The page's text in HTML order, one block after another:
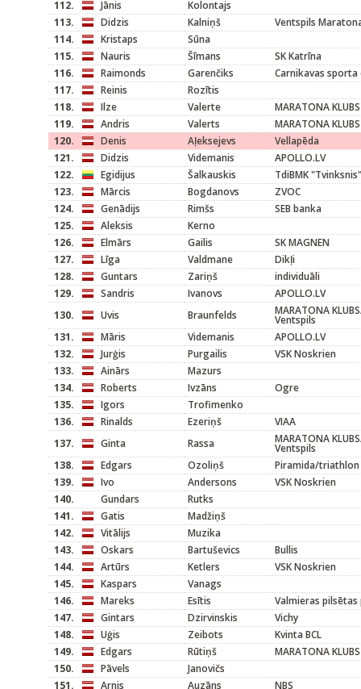
112.
Jānis
Kolontajs
113.
Didzis Kalniņš
Ventspils
114.
Kristaps
Sūna
115.
Nauris Šīmans
SK Katrīna
116.
Raimonds Garenčiks
Carnikavas sporta
117.
Reinis
Rozītis
118.
Ilze Valerte
MARATONA KLUBS
119.
Andris Valerts
MARATONA KLUBS
120.
Denis Aļeksejevs
Vellapēda
121.
Didzis Videmanis
APOLLO.LV
122.
Egidijus Šalkauskis
TdiBMK "Tvinksnis"
123.
Mārcis Bogdanovs
ZVOC
124.
Genādijs Rimšs
SEB banka
125.
Aleksis
Kerno
126.
Elmārs Gailis
SK MAGNEN
127.
Līga Valdmane
Dikļi
128.
Guntars Zariņš
individuāli
129.
Sandris Ivanovs
APOLLO.LV
130.
Uvis Braunfelds MARATONA
Ventspils
131.
Māris Videmanis
APOLLO.LV
132.
Jurģis Purgailis
VSK Noskrien
133.
Ainārs
Mazurs
134.
Roberts Ivzāns
Ogre
135.
Igors
Trofimenko
136.
Rinalds Ezeriņš
VIAA
137.
Ginta Rassa MARATONA
Ventspils
138.
Edgars Ozoliņš
Piramida/triathlon
139.
Ivo Andersons
VSK Noskrien
140.
Gundars
Rutks
141.
Gatis
Madžiņš
142.
Vitālijs
Muzika
143.
Oskars Bartuševics
Bullis
144.
Artūrs Ketlers
VSK Noskrien
145.
Kaspars
Vanags
146.
Mareks Esītis
Valmieras pilsētas
147.
Gintars Dzirvinskis
Vichy
148.
Uģis Zeibots
Kvinta BCL
149.
Edgars Rūtiņš
MARATONA KLUBS
150.
Pāvels
Janovičs
151.
Arnis Auzāns NBS